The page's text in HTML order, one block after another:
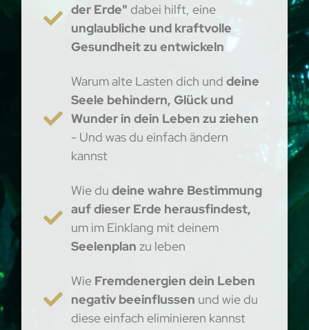
der Erde" dabei hilft, eine
unglaubliche und kraftvolle
Gesundheit zu entwickeln
Warum alte Lasten dich und deine
Seele behindern, Glück und
Wunder in dein Leben zu ziehen
- Und was du einfach ändern
kannst
Wie du deine wahre Bestimmung
auf dieser Erde herausfindest,
um im Einklang mit deinem
Seelenplan zu leben
Wie Fremdenergien dein Leben
negativ beeinflussen und wie du
diese einfach eliminieren kannst